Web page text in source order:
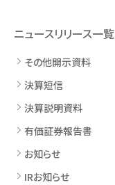
ニュースリリース一覧
その他開示資料
決算短信
決算説明資料
有価証券報告書
お知らせ
IRお知らせ